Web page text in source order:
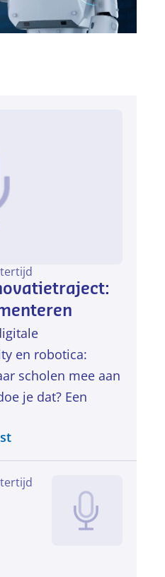
en robotica:
scholen mee aan
je dat? Een